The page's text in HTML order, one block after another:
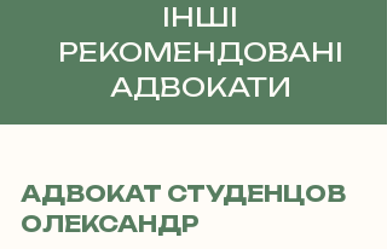
ІНШІ
РЕКОМЕНДОВАНІ
АДВОКАТИ
АДВОКАТ СТУДЕНЦОВ
ОЛЕКСАНДР